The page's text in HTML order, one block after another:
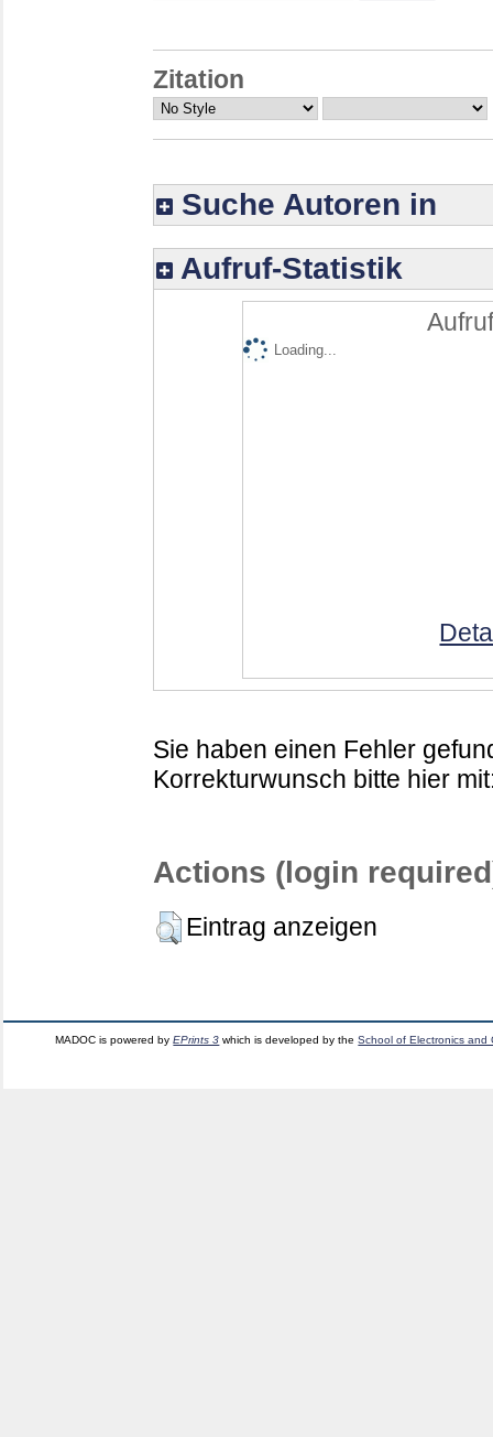
Zitation
Suche Autoren in
Aufruf-Statistik
Loading...
Sie haben einen Fehler
Korrekturwunsch bitte hier
Actions (login
Eintrag anzeigen
MADOC is powered byEPrints 3 which is developed by theSchool of Electronics and